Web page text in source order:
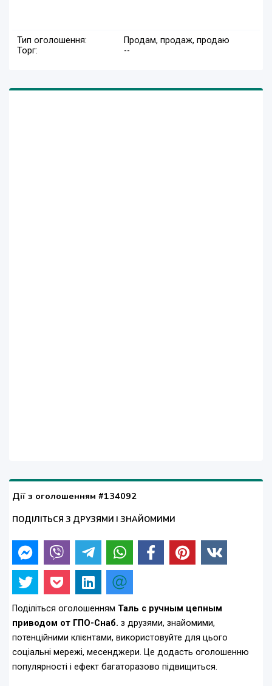
Тип оголошення:
Продам, продаж, продаю
Торг:
--
Дії з оголошенням #134092
ПОДІЛІТЬСЯ З ДРУЗЯМИ І ЗНАЙОМИМИ
Поділіться оголошенням Таль с ручным цепным
приводом от ГПО-Снаб. з друзями, знайомими,
потенційними клієнтами, використовуйте для цього
соціальні мережі, месенджери. Це додасть оголошенню
популярності і ефект багаторазово підвищиться.